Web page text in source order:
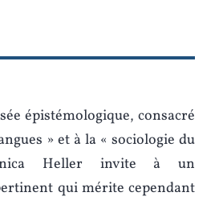
épistémologique, consacré
» et à la « sociologie du
Heller invite à un
qui mérite cependant